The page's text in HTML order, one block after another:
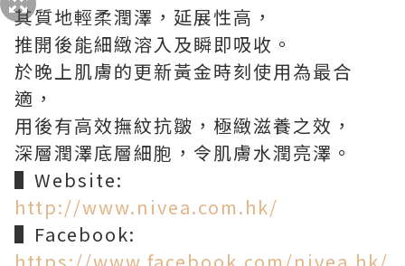
其質地輕柔潤澤，延展性高，
推開後能細緻溶入及瞬即吸收。
於晚上肌膚的更新黃金時刻使用為最合
適，
用後有高效撫紋抗皺，極緻滋養之效，
深層潤澤底層細胞，令肌膚水潤亮澤。
▌Website:
http://www.nivea.com.hk/
▌Facebook: